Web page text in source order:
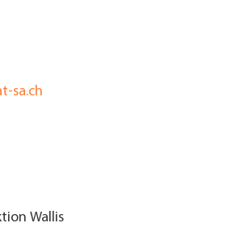
sa.ch
Wallis